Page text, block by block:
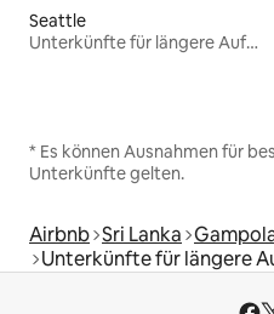
Seattle
Unterkünfte für längere Aufenthalte
* Es können Ausnahmen für
Unterkünfte gelten.
Airbnb Sri Lanka
Unterkünfte für längere